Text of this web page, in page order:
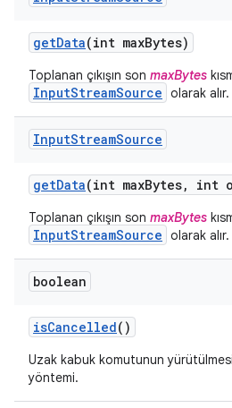
getData(int maxBytes)
Toplanan çıkışın son maxBytes
InputStreamSource olarak alır.
InputStreamSource
getData(int maxBytes, int
Toplanan çıkışın son maxBytes
InputStreamSource olarak alır.
boolean
isCancelled()
Uzak kabuk komutunun
yöntemi.